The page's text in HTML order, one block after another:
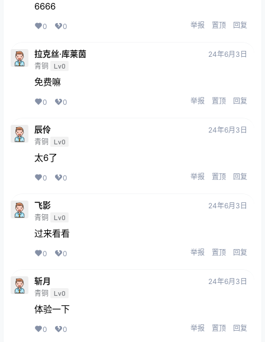
6666
0 0 举报 置顶 回复
拉克丝·库莱茵
青铜 Lv0
24年6月3日
免费嘛
0 0 举报 置顶 回复
辰伶
青铜 Lv0
24年6月3日
太6了
0 0 举报 置顶 回复
飞影
青铜 Lv0
24年6月3日
过来看看
0 0 举报 置顶 回复
斩月
青铜 Lv0
24年6月3日
体验一下
0 0 举报 置顶 回复